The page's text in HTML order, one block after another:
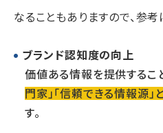
なることもありますので、参考
ブランド認知度の向上
価値ある情報を提供すること
門家」「信頼できる情報源」
す。